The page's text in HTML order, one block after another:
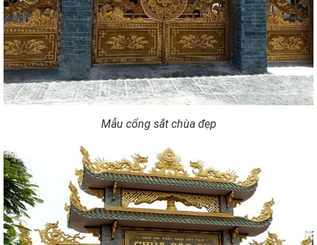
Mẫu cổng sắt chùa đẹp